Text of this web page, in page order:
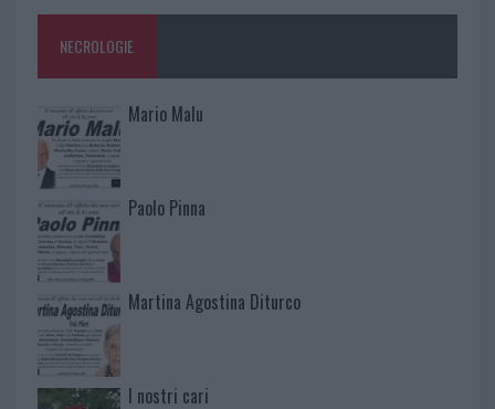
NECROLOGIE
Mario Malu
Paolo Pinna
Martina Agostina Diturco
I nostri cari